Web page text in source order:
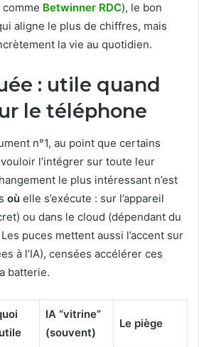
Betwinner RDC), le bon
aligne le plus de chiffres, mais
la vie au quotidien.
: utile quand
le téléphone
n°1, au point que certains
l’intégrer sur toute leur
le plus intéressant n’est
où elle s’exécute : sur l’appareil
ou dans le cloud (dépendant du
puces mettent aussi l’accent sur
à l’IA), censées accélérer ces
batterie.
IA “vitrine”
(souvent)
Le piège